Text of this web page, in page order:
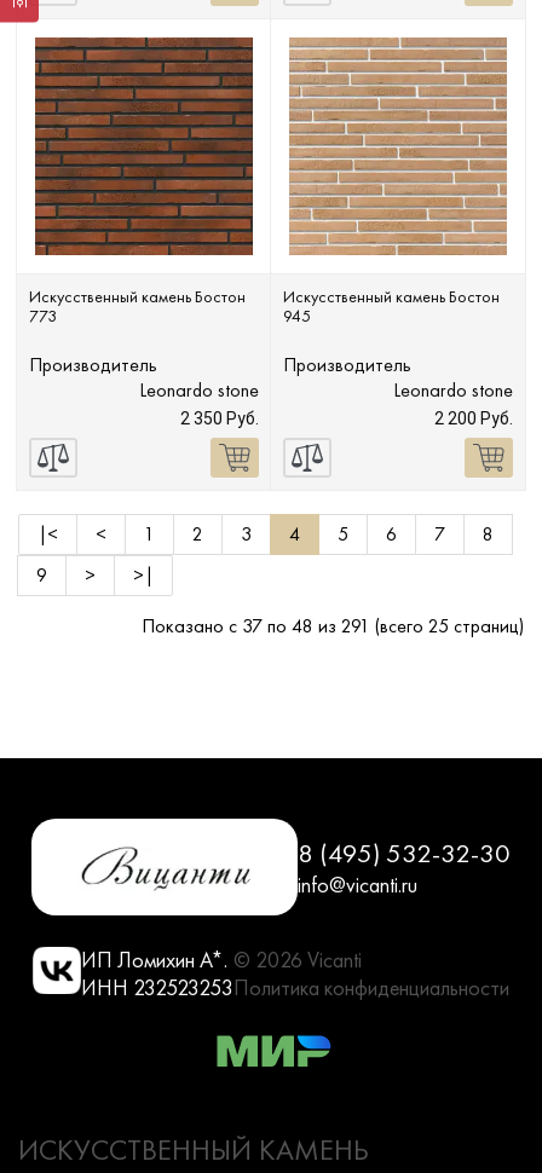
Искусственный камень Бостон
773
Производитель
Leonardo stone
2 350 Руб.
Искусственный камень Бостон
945
Производитель
Leonardo stone
2 200 Руб.
|< < 1 2 3 4 5 6 7
8
9
>
>|
Показано с 37 по 48 из 291 (всего 25 страниц)
8 (495) 532-32-30
info@vicanti.ru
ИП Ломихин А*.
ИНН 232523253
© 2026 Vicanti
Политика конфиденциальности
ИСКУССТВЕННЫЙ КАМЕНЬ